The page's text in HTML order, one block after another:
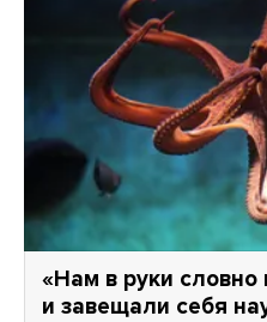
«Нам в руки
и завещали себя